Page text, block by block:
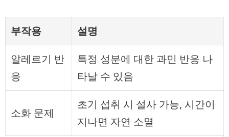
부작용 설명
알레르기 반
응
특정 성분에 대한 과민 반응 나
타날 수 있음
소화 문제
초기 섭취 시 설사 가능, 시간이
지나면 자연 소멸